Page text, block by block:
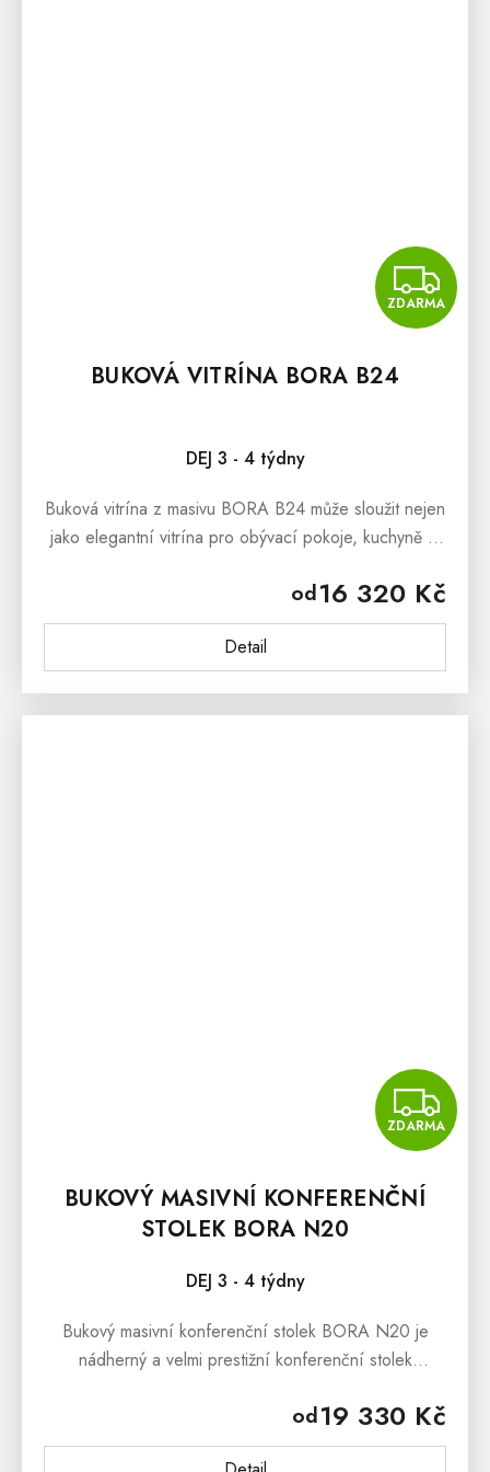
ZDARMA
BUKOVÁ VITRÍNA BORA B24
DEJ 3 - 4 týdny
od16 320 Kč
Detail
Buková vitrína z masivu BORA B24 může sloužit nejen
jako elegantní vitrína pro obývací pokoje, kuchyně či
pracovny.Buková vitrína BORA...
ZDARMA
BUKOVÝ MASIVNÍ KONFERENČNÍ
STOLEK BORA N20
DEJ 3 - 4 týdny
od19 330 Kč
Bukový masivní konferenční stolek BORA N20 je
nádherný a velmi prestižní konferenční stolek
svým masivním zpracováním a...